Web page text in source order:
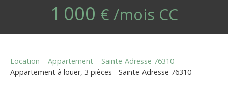
1 000 € /mois CC
Location Appartement
Sainte-Adresse 76310
Appartement à louer, 3 pièces - Sainte-Adresse 76310